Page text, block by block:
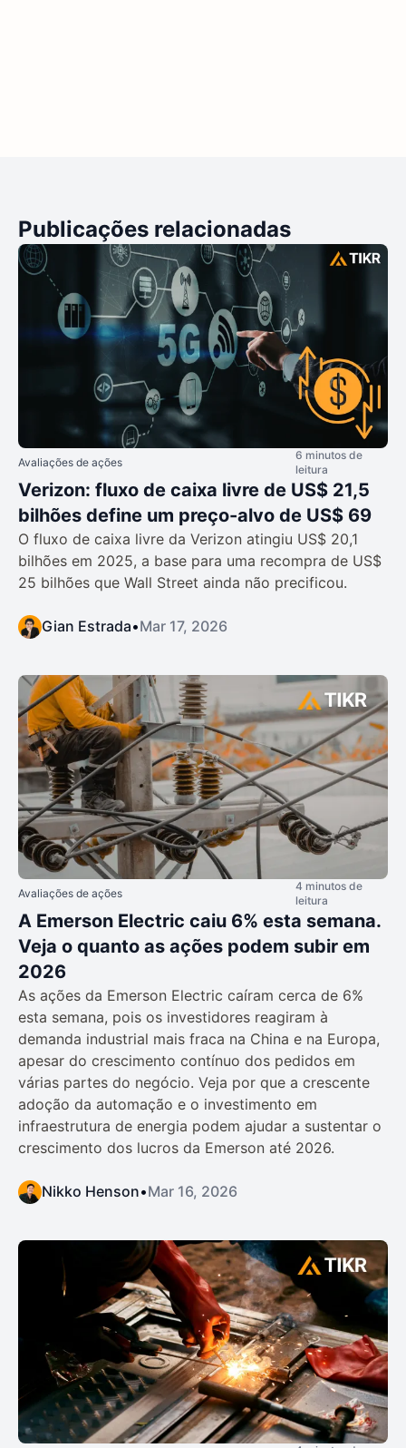
Publicações relacionadas
Avaliações de ações
6 minutos de
leitura
Verizon: fluxo de caixa livre de US$ 21,5
bilhões define um preço-alvo de US$ 69
O fluxo de caixa livre da Verizon atingiu US$ 20,1
bilhões em 2025, a base para uma recompra de US$
25 bilhões que Wall Street ainda não precificou.
Gian Estrada•Mar 17, 2026
Avaliações de ações
4 minutos de
leitura
A Emerson Electric caiu 6% esta semana.
Veja o quanto as ações podem subir em
2026
As ações da Emerson Electric caíram cerca de 6%
esta semana, pois os investidores reagiram à
demanda industrial mais fraca na China e na Europa,
apesar do crescimento contínuo dos pedidos em
várias partes do negócio. Veja por que a crescente
adoção da automação e o investimento em
infraestrutura de energia podem ajudar a sustentar o
crescimento dos lucros da Emerson até 2026.
Nikko Henson•Mar 16, 2026